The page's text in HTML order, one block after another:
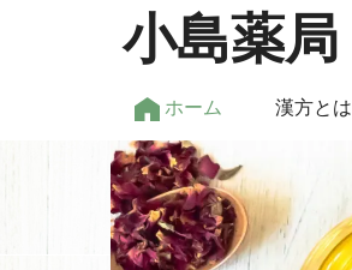
小島薬局
ホーム 漢方とは